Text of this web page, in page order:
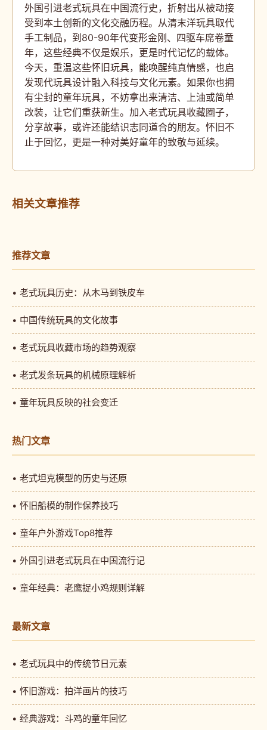
外国引进老式玩具在中国流行史，折射出从被动接
受到本土创新的文化交融历程。从清末洋玩具取代
手工制品，到80-90年代变形金刚、四驱车席卷童
年，这些经典不仅是娱乐，更是时代记忆的载体。
今天，重温这些怀旧玩具，能唤醒纯真情感，也启
发现代玩具设计融入科技与文化元素。如果你也拥
有尘封的童年玩具，不妨拿出来清洁、上油或简单
改装，让它们重获新生。加入老式玩具收藏圈子，
分享故事，或许还能结识志同道合的朋友。怀旧不
止于回忆，更是一种对美好童年的致敬与延续。
相关文章推荐
推荐文章
• 老式玩具历史：从木马到铁皮车
• 中国传统玩具的文化故事
• 老式玩具收藏市场的趋势观察
• 老式发条玩具的机械原理解析
• 童年玩具反映的社会变迁
热门文章
• 老式坦克模型的历史与还原
• 怀旧船模的制作保养技巧
• 童年户外游戏Top8推荐
• 外国引进老式玩具在中国流行记
• 童年经典：老鹰捉小鸡规则详解
最新文章
• 老式玩具中的传统节日元素
• 怀旧游戏：拍洋画片的技巧
• 经典游戏：斗鸡的童年回忆